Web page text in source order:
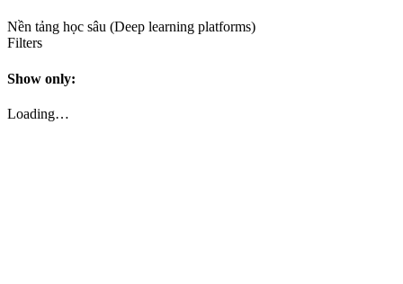
Nền tảng học sâu (Deep learning platforms)
Filters
Show only:
Loading…